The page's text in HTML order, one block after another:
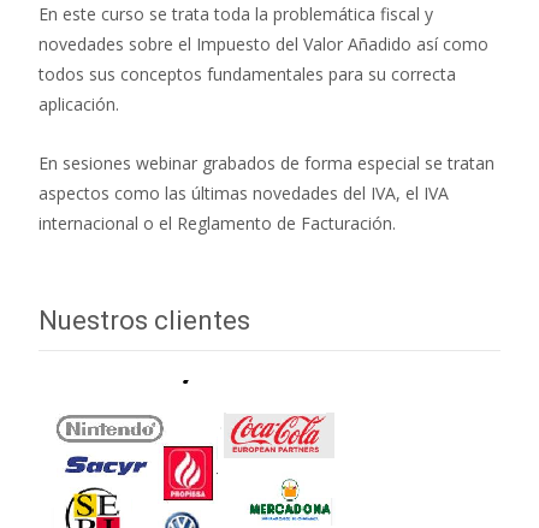
En este curso se trata toda la problemática fiscal y
novedades sobre el Impuesto del Valor Añadido así como
todos sus conceptos fundamentales para su correcta
aplicación.
En sesiones webinar grabados de forma especial se tratan
aspectos como las últimas novedades del IVA, el IVA
internacional o el Reglamento de Facturación.
Nuestros clientes